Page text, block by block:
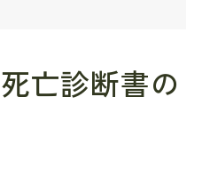
亡診断書の